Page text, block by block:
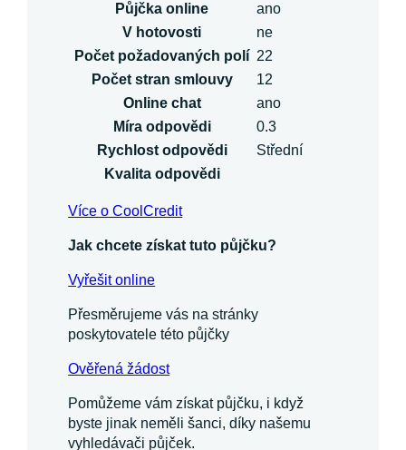
Půjčka online
ano
V hotovosti
ne
Počet požadovaných polí 22
Počet stran smlouvy
12
Online chat
ano
Míra odpovědi
0.3
Rychlost odpovědi
Střední
Kvalita odpovědi
Více o CoolCredit
Jak chcete získat tuto půjčku?
Vyřešit online
Přesměrujeme vás na stránky
poskytovatele této půjčky
Ověřená žádost
Pomůžeme vám získat půjčku, i když
byste jinak neměli šanci, díky našemu
vyhledávači půjček.